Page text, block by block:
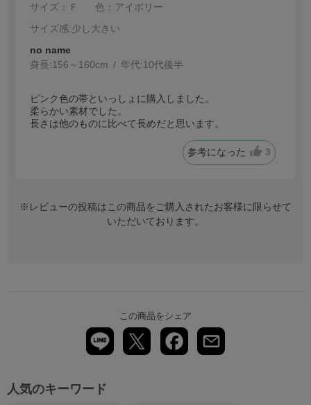
サイズ：Ｆ
色：アイボリー
サイズ感:少し大きい
no name
身長:156～160cm 年代:10代後半
ピンク色の帯といっしょに購入しました。
柔らかい素材でした。
長さは他のものに比べて長めだと思います。
参考になった 3
※レビューの投稿はこの商品をご購入されたお客様に限らせて
いただいております。
この商品をシェア
人気のキーワード